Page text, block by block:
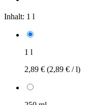
Inhalt: 1 l
1 l
2,89 € (2,89 € / l)